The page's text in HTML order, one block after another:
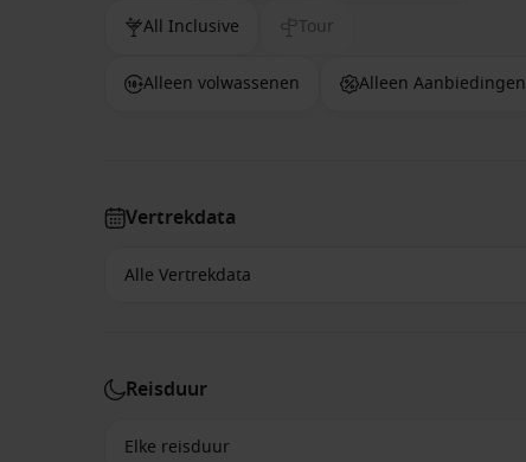
All Inclusive Tour
Alleen volwassenen Alleen Aanbiedingen
Vertrekdata
Reisduur